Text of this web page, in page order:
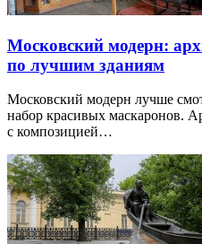
Московский модерн:
по лучшим зданиям
Московский модерн лучше
набор красивых маскаронов.
с композицией…